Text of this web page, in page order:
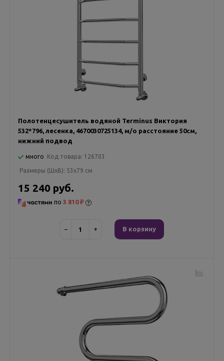
Полотенцесушитель водяной Terminus Виктория
532*796, лесенка, 4670030725134, м/о расстояние 50см,
нижний подвод
много Код товара: 126703
Размеры (ШxВ): 53x79 см
15 240 руб.
по 3 810 ₽
− + В корзину